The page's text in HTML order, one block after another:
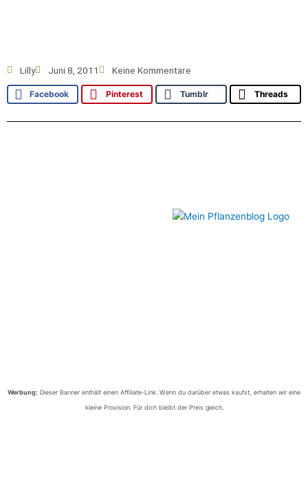
Lilly Juni 8, 2011 Keine Kommentare
Facebook Pinterest Tumblr Threads
Werbung: Dieser Banner enthält einen Affiliate-Link. Wenn du darüber etwas kaufst, erhalten wir eine
kleine Provision. Für dich bleibt der Preis gleich.